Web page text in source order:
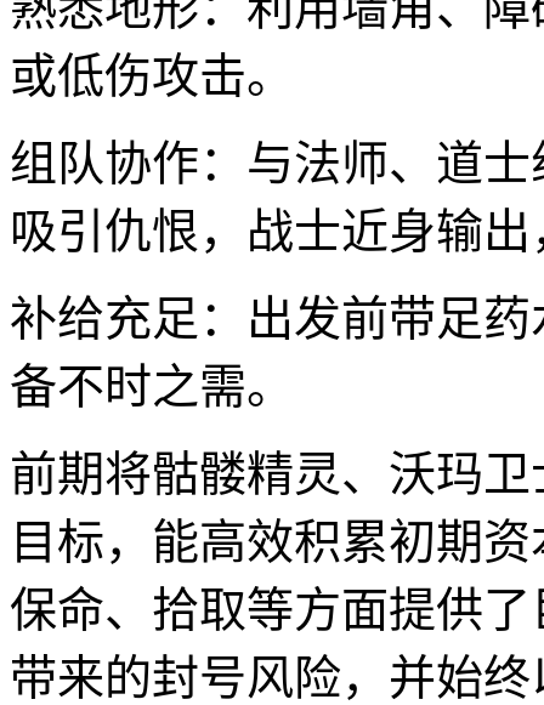
或低伤攻击。
组队协作：与法师、道
吸引仇恨，战士近身输
补给充足：出发前带足
备不时之需。
前期将骷髅精灵、沃玛
目标，能高效积累初期
保命、拾取等方面提供
带来的封号风险，并始